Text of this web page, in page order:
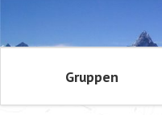
Gruppen